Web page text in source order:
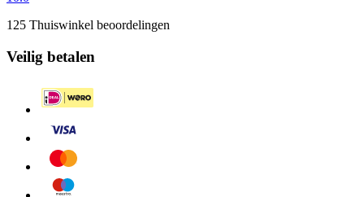
125 Thuiswinkel beoordelingen
Veilig betalen